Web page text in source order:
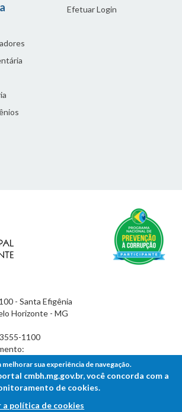
Efetuar Login
- Santa Efigênia
Horizonte - MG
1100
sua experiência de navegação.
cmbh.mg.gov.br, você concorda com a
de cookies.
a política de cookies